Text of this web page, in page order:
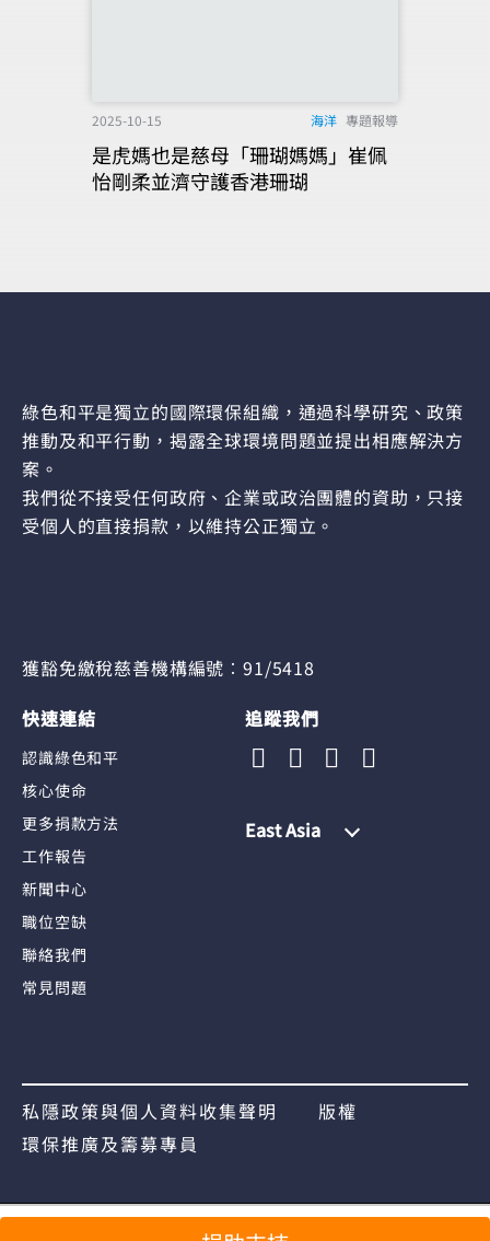
2025-10-15 海洋 專題報導
是虎媽也是慈母「珊瑚媽媽」崔佩
怡剛柔並濟守護香港珊瑚
綠色和平是獨立的國際環保組織，通過科學研究、政策
推動及和平行動，揭露全球環境問題並提出相應解決方
案。
我們從不接受任何政府、企業或政治團體的資助，只接
受個人的直接捐款，以維持公正獨立。
獲豁免繳稅慈善機構編號︰91/5418
快速連結
認識綠色和平
核心使命
更多捐款方法
工作報告
新聞中心
職位空缺
聯絡我們
常見問題
追蹤我們
East Asia
私隱政策與個人資料收集聲明
版權
環保推廣及籌募專員